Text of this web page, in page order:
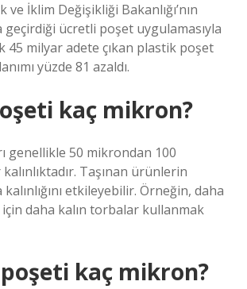
ve İklim Değişikliği Bakanlığı’nın
geçirdiği ücretli poşet uygulamasıyla
45 milyar adete çıkan plastik poşet
yüzde 81 azaldı.
kaç mikron?
genellikle 50 mikrondan 100
Taşınan ürünlerin
etkileyebilir. Örneğin, daha
daha kalın torbalar kullanmak
kaç mikron?